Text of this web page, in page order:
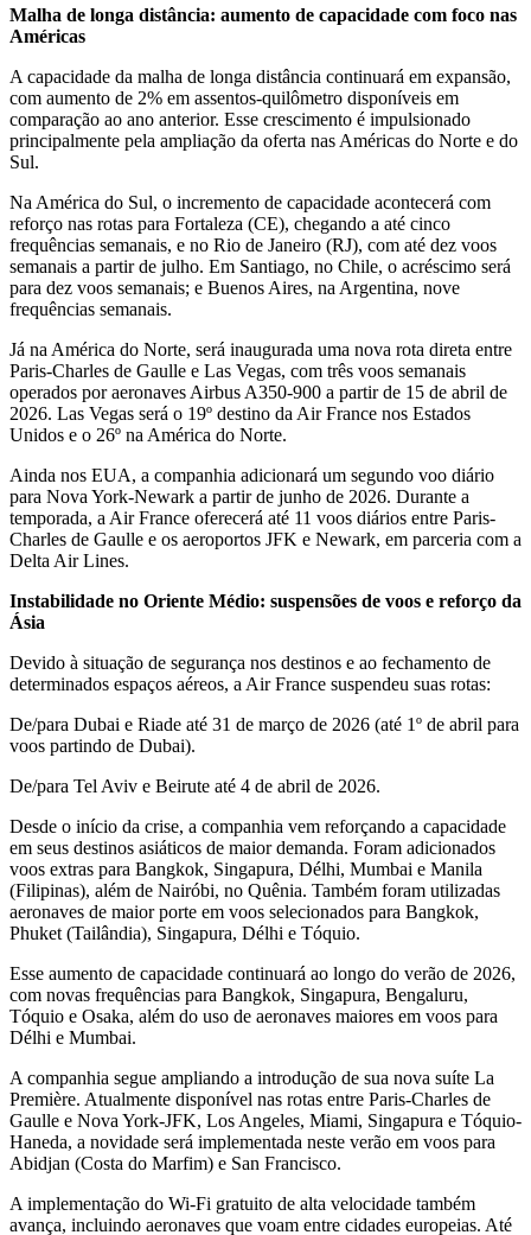
Malha de longa distância: aumento de capacidade com foco nas
Américas
A capacidade da malha de longa distância continuará em expansão,
com aumento de 2% em assentos-quilômetro disponíveis em
comparação ao ano anterior. Esse crescimento é impulsionado
principalmente pela ampliação da oferta nas Américas do Norte e do
Sul.
Na América do Sul, o incremento de capacidade acontecerá com
reforço nas rotas para Fortaleza (CE), chegando a até cinco
frequências semanais, e no Rio de Janeiro (RJ), com até dez voos
semanais a partir de julho. Em Santiago, no Chile, o acréscimo será
para dez voos semanais; e Buenos Aires, na Argentina, nove
frequências semanais.
Já na América do Norte, será inaugurada uma nova rota direta entre
Paris-Charles de Gaulle e Las Vegas, com três voos semanais
operados por aeronaves Airbus A350-900 a partir de 15 de abril de
2026. Las Vegas será o 19º destino da Air France nos Estados
Unidos e o 26º na América do Norte.
Ainda nos EUA, a companhia adicionará um segundo voo diário
para Nova York-Newark a partir de junho de 2026. Durante a
temporada, a Air France oferecerá até 11 voos diários entre Paris-
Charles de Gaulle e os aeroportos JFK e Newark, em parceria com a
Delta Air Lines.
Instabilidade no Oriente Médio: suspensões de voos e reforço da
Ásia
Devido à situação de segurança nos destinos e ao fechamento de
determinados espaços aéreos, a Air France suspendeu suas rotas:
De/para Dubai e Riade até 31 de março de 2026 (até 1º de abril para
voos partindo de Dubai).
De/para Tel Aviv e Beirute até 4 de abril de 2026.
Desde o início da crise, a companhia vem reforçando a capacidade
em seus destinos asiáticos de maior demanda. Foram adicionados
voos extras para Bangkok, Singapura, Délhi, Mumbai e Manila
(Filipinas), além de Nairóbi, no Quênia. Também foram utilizadas
aeronaves de maior porte em voos selecionados para Bangkok,
Phuket (Tailândia), Singapura, Délhi e Tóquio.
Esse aumento de capacidade continuará ao longo do verão de 2026,
com novas frequências para Bangkok, Singapura, Bengaluru,
Tóquio e Osaka, além do uso de aeronaves maiores em voos para
Délhi e Mumbai.
A companhia segue ampliando a introdução de sua nova suíte La
Première. Atualmente disponível nas rotas entre Paris-Charles de
Gaulle e Nova York-JFK, Los Angeles, Miami, Singapura e Tóquio-
Haneda, a novidade será implementada neste verão em voos para
Abidjan (Costa do Marfim) e San Francisco.
A implementação do Wi-Fi gratuito de alta velocidade também
avança, incluindo aeronaves que voam entre cidades europeias. Até